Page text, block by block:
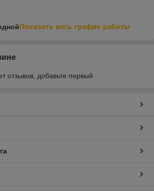
Показать весь график работы
отзывов, добавьте первый